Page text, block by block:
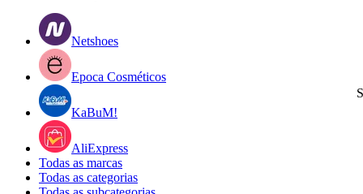
Netshoes
Epoca Cosméticos
KaBuM!
AliExpress
Todas as marcas
Todas as categorias